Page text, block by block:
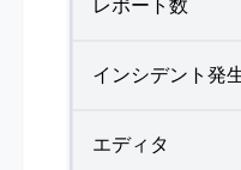
レポート数
インシデント発
エディタ